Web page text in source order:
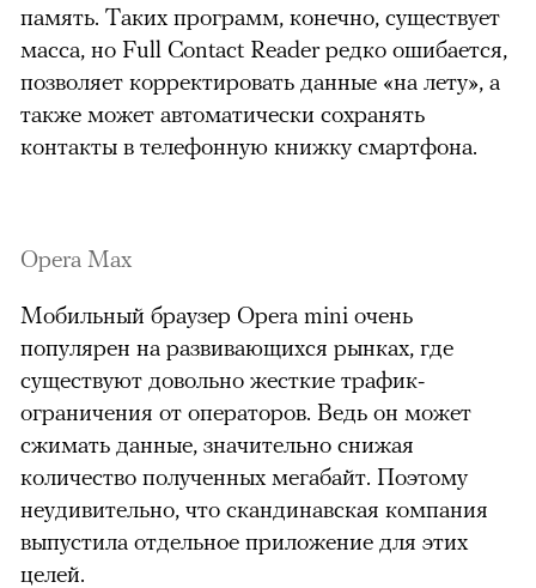
память. Таких программ, конечно, существует
масса, но Full Contact Reader редко ошибается,
позволяет корректировать данные «на лету», а
также может автоматически сохранять
контакты в телефонную книжку смартфона.
Opera Max
Мобильный браузер Opera mini очень
популярен на развивающихся рынках, где
существуют довольно жесткие трафик-
ограничения от операторов. Ведь он может
сжимать данные, значительно снижая
количество полученных мегабайт. Поэтому
неудивительно, что скандинавская компания
выпустила отдельное приложение для этих
целей.